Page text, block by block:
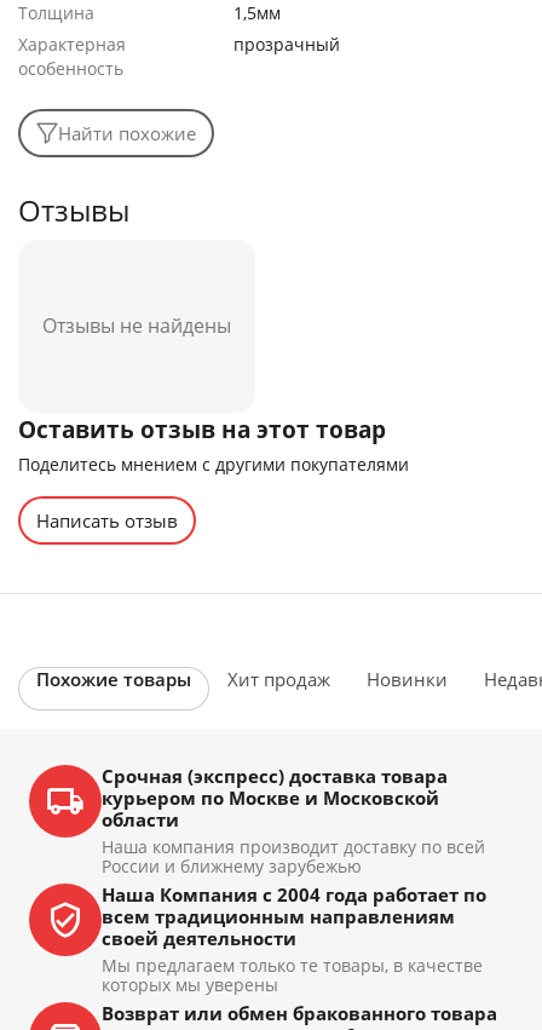
Толщина
1,5мм
Характерная
особенность
прозрачный
Найти похожие
Отзывы
Отзывы не найдены
Оставить отзыв на этот товар
Поделитесь мнением с другими покупателями
Написать отзыв
Похожие товары Хит продаж Новинки
Срочная (экспресс) доставка товара
курьером по Москве и Московской
области
Наша компания производит доставку по всей
России и ближнему зарубежью
Наша Компания с 2004 года работает по
всем традиционным направлениям
своей деятельности
Мы предлагаем только те товары, в качестве
которых мы уверены
Возврат или обмен бракованного товара